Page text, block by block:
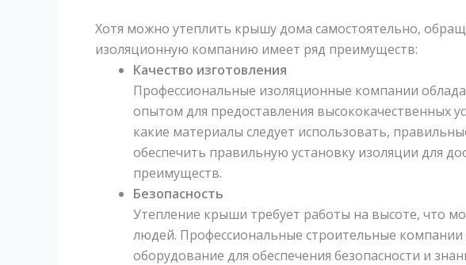
Хотя можно утеплить крышу дома самостоятельно,
изоляционную компанию имеет ряд преимуществ:
Качество изготовления
Профессиональные изоляционные компании
опытом для предоставления высококачественных
какие материалы следует использовать,
обеспечить правильную установку изоляции для
преимуществ.
Безопасность
Утепление крыши требует работы на высоте, что
людей. Профессиональные строительные
оборудование для обеспечения безопасности и